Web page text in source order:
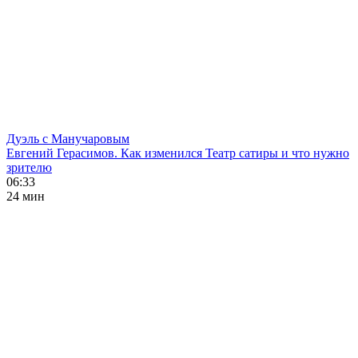
Дуэль с Манучаровым
Евгений Герасимов. Как изменился Театр сатиры и что нужно
зрителю
06:33
24 мин